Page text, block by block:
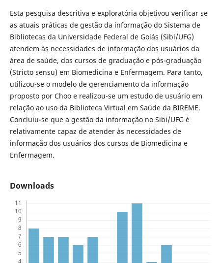
Esta pesquisa descritiva e exploratória objetivou verificar se
as atuais práticas de gestão da informação do Sistema de
Bibliotecas da Universidade Federal de Goiás (Sibi/UFG)
atendem às necessidades de informação dos usuários da
área de saúde, dos cursos de graduação e pós-graduação
(Stricto sensu) em Biomedicina e Enfermagem. Para tanto,
utilizou-se o modelo de gerenciamento da informação
proposto por Choo e realizou-se um estudo de usuário em
relação ao uso da Biblioteca Virtual em Saúde da BIREME.
Concluiu-se que a gestão da informação no Sibi/UFG é
relativamente capaz de atender às necessidades de
informação dos usuários dos cursos de Biomedicina e
Enfermagem.
Downloads